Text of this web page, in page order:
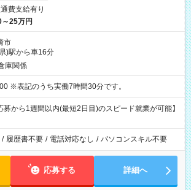
費支給有り
～25万円
市
)駅から車16分
庫関係
8:15～17:00 ※表記のうち実働7時間30分です。
募から1週間以内(最短2日目)のスピード就業が可能】
/ 履歴書不要 / 電話対応なし / パソコンスキル不要
応募する 詳細へ